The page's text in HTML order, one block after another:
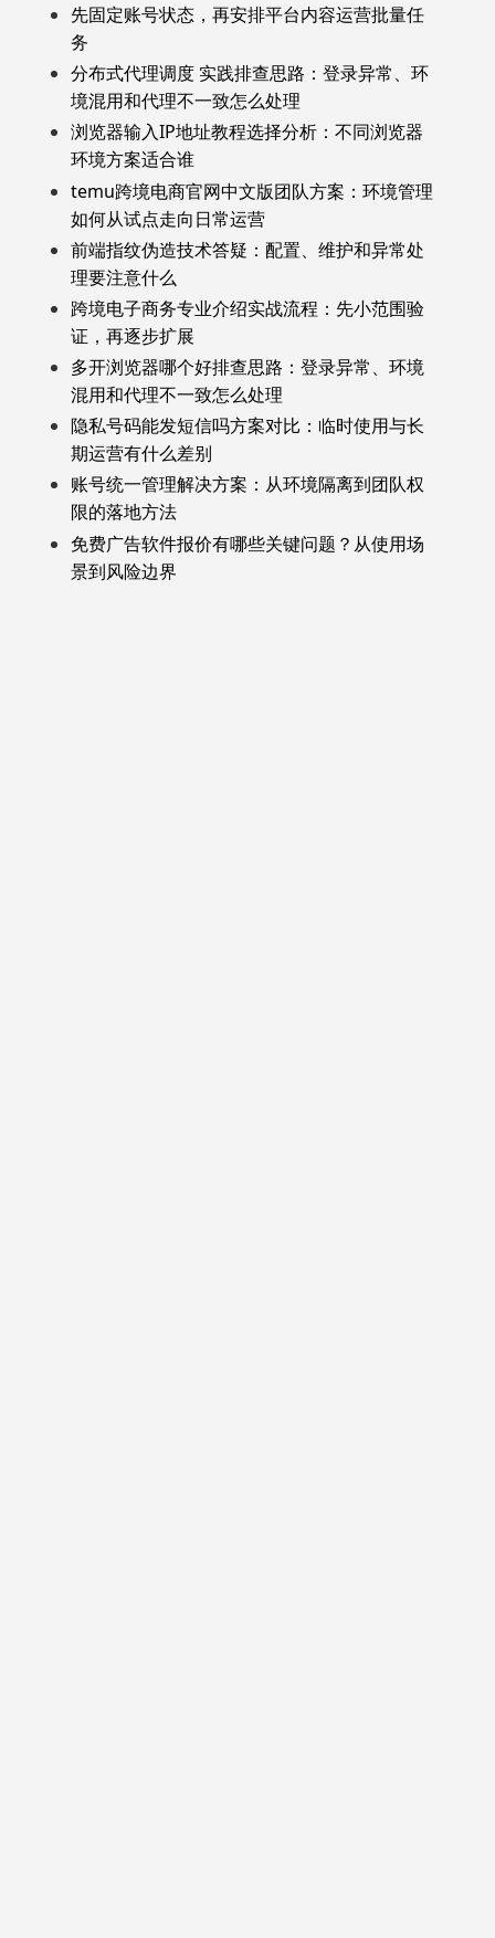
先固定账号状态，再安排平台内容运营批量任
务
分布式代理调度 实践排查思路：登录异常、环
境混用和代理不一致怎么处理
浏览器输入IP地址教程选择分析：不同浏览器
环境方案适合谁
temu跨境电商官网中文版团队方案：环境管理
如何从试点走向日常运营
前端指纹伪造技术答疑：配置、维护和异常处
理要注意什么
跨境电子商务专业介绍实战流程：先小范围验
证，再逐步扩展
多开浏览器哪个好排查思路：登录异常、环境
混用和代理不一致怎么处理
隐私号码能发短信吗方案对比：临时使用与长
期运营有什么差别
账号统一管理解决方案：从环境隔离到团队权
限的落地方法
免费广告软件报价有哪些关键问题？从使用场
景到风险边界